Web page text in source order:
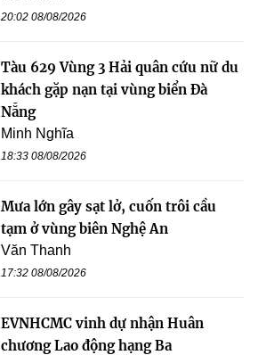
20:02 08/08/2026
Tàu 629 Vùng 3 Hải quân cứu nữ du
khách gặp nạn tại vùng biển Đà
Nẵng
Minh Nghĩa
18:33 08/08/2026
Mưa lớn gây sạt lở, cuốn trôi cầu
tạm ở vùng biên Nghệ An
Văn Thanh
17:32 08/08/2026
EVNHCMC vinh dự nhận Huân
chương Lao động hạng Ba